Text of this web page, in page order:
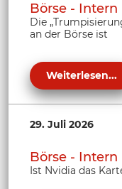
Börse - Intern
Die
an der Börse ist
Weiterlesen...
29. Juli 2026
Börse - Intern
Ist Nvidia das